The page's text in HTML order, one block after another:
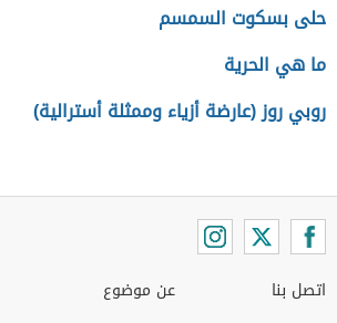
حلى بسكوت السمسم
ما هي الحرية
روبي روز (عارضة أزياء وممثلة أسترالية)
اتصل بنا
عن موضوع